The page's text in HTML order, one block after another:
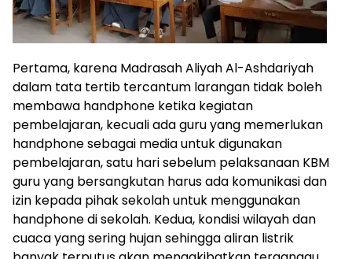
Pertama, karena Madrasah Aliyah Al-Ashdariyah
dalam tata tertib tercantum larangan tidak boleh
membawa handphone ketika kegiatan
pembelajaran, kecuali ada guru yang memerlukan
handphone sebagai media untuk digunakan
pembelajaran, satu hari sebelum pelaksanaan KBM
guru yang bersangkutan harus ada komunikasi dan
izin kepada pihak sekolah untuk menggunakan
handphone di sekolah. Kedua, kondisi wilayah dan
cuaca yang sering hujan sehingga aliran listrik